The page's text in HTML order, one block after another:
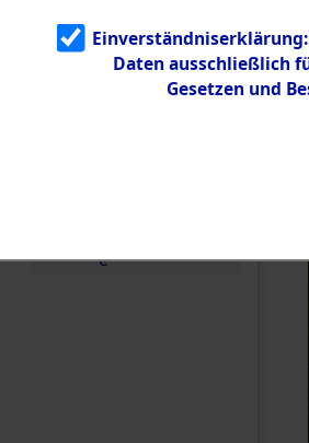
g
5.3.3
Todesmärsch
e
Daten ausschließlich
Gesetzen und